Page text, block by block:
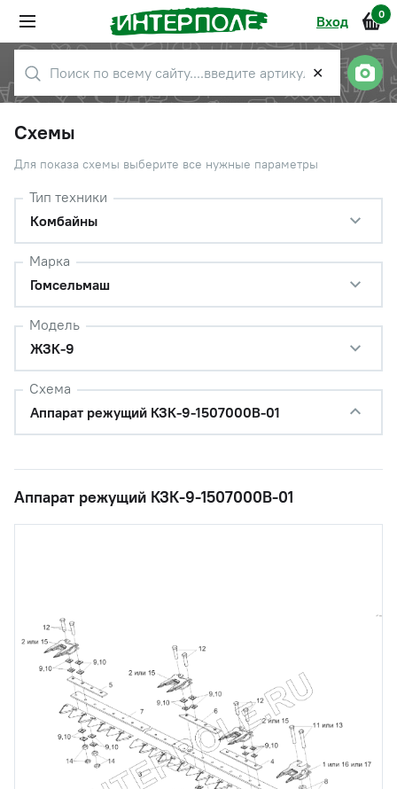
Вход 0
✕
Схемы
Для показа схемы выберите все нужные параметры
Тип техники
Комбайны
Марка
Гомсельмаш
Модель
ЖЗК-9
Схема
Аппарат режущий КЗК-9-1507000В-01
Аппарат режущий КЗК-9-1507000В-01